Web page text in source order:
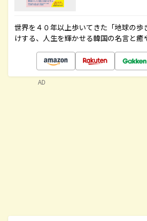
世界を４０年以上歩いてきた「地球の歩
けする、人生を輝かせる韓国の名言と癒
AD